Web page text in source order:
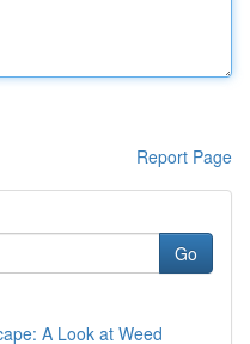
Report Page
Go
A Look at Weed